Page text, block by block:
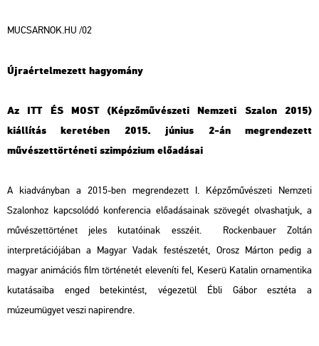
MUCSARNOK.HU /02
Újraértelmezett hagyomány
Az ITT ÉS MOST (Képzőművészeti Nemzeti Szalon 2015)
kiállítás keretében 2015. június 2-án megrendezett
művészettörténeti szimpózium előadásai
A kiadványban a 2015-ben megrendezett I. Képzőművészeti Nemzeti
Szalonhoz kapcsolódó konferencia előadásainak szövegét olvashatjuk, a
művészettörténet jeles kutatóinak esszéit. Rockenbauer Zoltán
interpretációjában a Magyar Vadak festészetét, Orosz Márton pedig a
magyar animációs film történetét eleveníti fel, Keserü Katalin ornamentika
kutatásaiba enged betekintést, végezetül Ébli Gábor esztéta a
múzeumügyet veszi napirendre.